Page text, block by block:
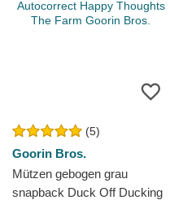
(5)
Goorin Bros.
Mützen gebogen grau
snapback Duck Off Ducking